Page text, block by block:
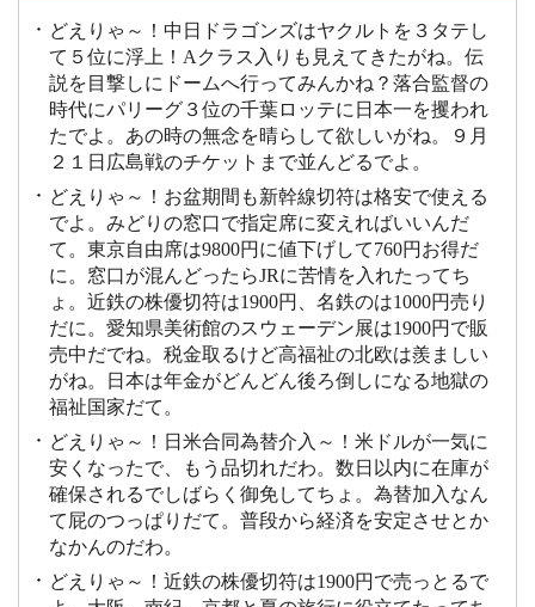
どえりゃ～！中日ドラゴンズはヤクルトを３タテし
て５位に浮上！Aクラス入りも見えてきたがね。伝
説を目撃しにドームへ行ってみんかね？落合監督の
時代にパリーグ３位の千葉ロッテに日本一を攫われ
たでよ。あの時の無念を晴らして欲しいがね。９月
２１日広島戦のチケットまで並んどるでよ。
どえりゃ～！お盆期間も新幹線切符は格安で使える
でよ。みどりの窓口で指定席に変えればいいんだ
て。東京自由席は9800円に値下げして760円お得だ
に。窓口が混んどったらJRに苦情を入れたってち
ょ。近鉄の株優切符は1900円、名鉄のは1000円売り
だに。愛知県美術館のスウェーデン展は1900円で販
売中だでね。税金取るけど高福祉の北欧は羨ましい
がね。日本は年金がどんどん後ろ倒しになる地獄の
福祉国家だて。
どえりゃ～！日米合同為替介入～！米ドルが一気に
安くなったで、もう品切れだわ。数日以内に在庫が
確保されるでしばらく御免してちょ。為替加入なん
て屁のつっぱりだて。普段から経済を安定させとか
なかんのだわ。
どえりゃ～！近鉄の株優切符は1900円で売っとるで